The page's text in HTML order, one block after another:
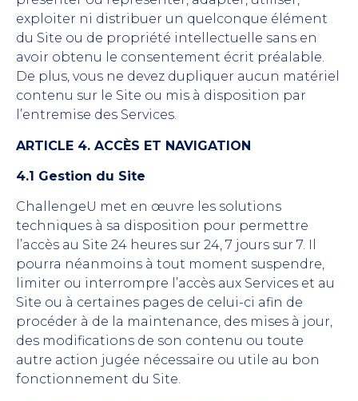
exploiter ni distribuer un quelconque élément
du Site ou de propriété intellectuelle sans en
avoir obtenu le consentement écrit préalable.
De plus, vous ne devez dupliquer aucun matériel
contenu sur le Site ou mis à disposition par
l’entremise des Services.
ARTICLE 4. ACCÈS ET NAVIGATION
4.1 Gestion du Site
ChallengeU met en œuvre les solutions
techniques à sa disposition pour permettre
l’accès au Site 24 heures sur 24, 7 jours sur 7. Il
pourra néanmoins à tout moment suspendre,
limiter ou interrompre l’accès aux Services et au
Site ou à certaines pages de celui-ci afin de
procéder à de la maintenance, des mises à jour,
des modifications de son contenu ou toute
autre action jugée nécessaire ou utile au bon
fonctionnement du Site.